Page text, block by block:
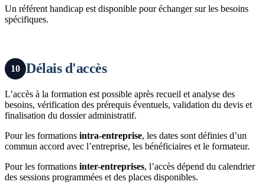
Un référent handicap est disponible pour échanger sur les besoins
spécifiques.
10 Délais d'accès
L’accès à la formation est possible après recueil et analyse des
besoins, vérification des prérequis éventuels, validation du devis et
finalisation du dossier administratif.
Pour les formations intra-entreprise, les dates sont définies d’un
commun accord avec l’entreprise, les bénéficiaires et le formateur.
Pour les formations inter-entreprises, l’accès dépend du calendrier
des sessions programmées et des places disponibles.